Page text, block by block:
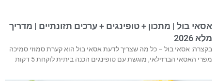
אסאי בול | מתכון + טופינגים + ערכים תזונתיים | מדריך
מלא 2026
בקצרה: אסאי בול – כל מה שצריך לדעת אסאי בול הוא קערת סמוזי סמיכה
מפרי האסאי הברזילאי, מוגשת עם טופינגים הכנה ביתית לוקחת 5 דקות